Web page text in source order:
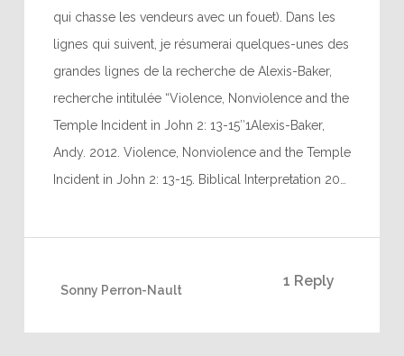
qui chasse les vendeurs avec un fouet). Dans les
lignes qui suivent, je résumerai quelques-unes des
grandes lignes de la recherche de Alexis-Baker,
recherche intitulée “Violence, Nonviolence and the
Temple Incident in John 2: 13-15″1Alexis-Baker,
Andy. 2012. Violence, Nonviolence and the Temple
Incident in John 2: 13-15. Biblical Interpretation 20…
1 Reply
Sonny Perron-Nault